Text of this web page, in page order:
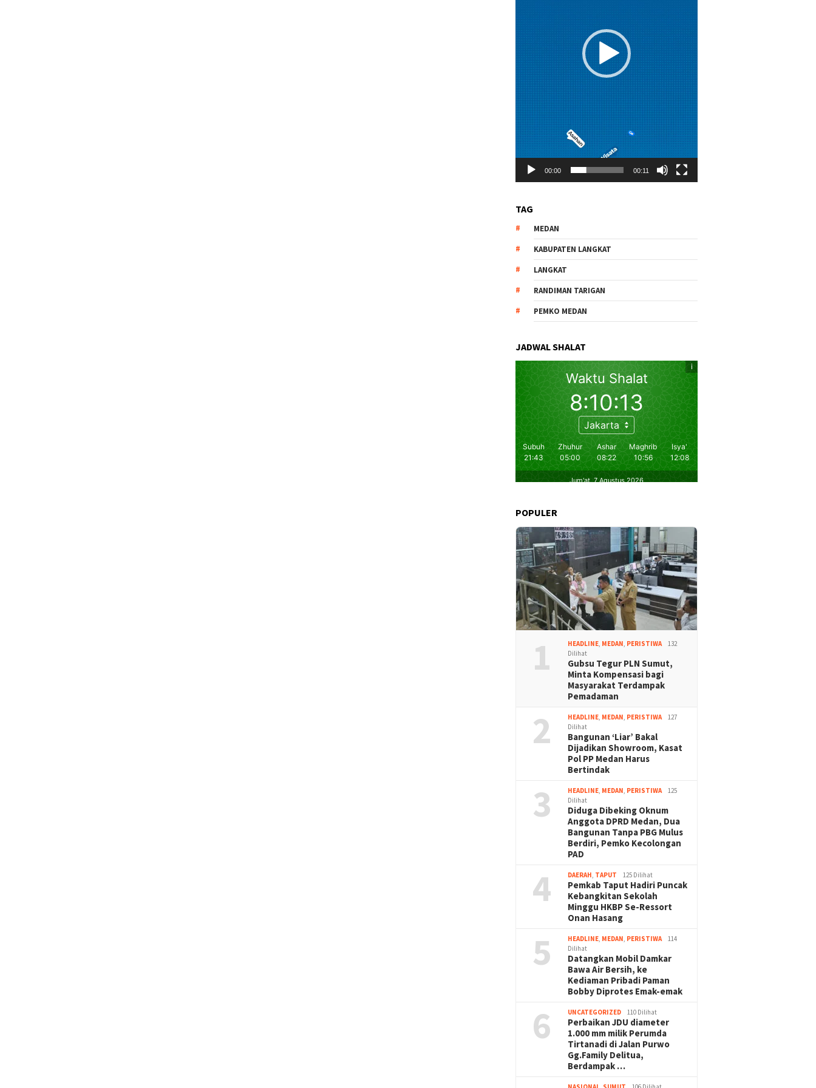
00:00 00:11
TAG
MEDAN
KABUPATEN LANGKAT
LANGKAT
RANDIMAN TARIGAN
PEMKO MEDAN
JADWAL SHALAT
POPULER
1 HEADLINE, MEDAN, PERISTIWA
132
Dilihat
Gubsu Tegur PLN Sumut,
Minta Kompensasi bagi
Masyarakat Terdampak
Pemadaman
2 HEADLINE, MEDAN, PERISTIWA
127
Dilihat
Bangunan ‘Liar’ Bakal
Dijadikan Showroom, Kasat
Pol PP Medan Harus
Bertindak
3 HEADLINE, MEDAN, PERISTIWA
125
Dilihat
Diduga Dibeking Oknum
Anggota DPRD Medan, Dua
Bangunan Tanpa PBG Mulus
Berdiri, Pemko Kecolongan
PAD
4 DAERAH, TAPUT 125 Dilihat
Pemkab Taput Hadiri Puncak
Kebangkitan Sekolah
Minggu HKBP Se-Ressort
Onan Hasang
5 HEADLINE, MEDAN, PERISTIWA
114
Dilihat
Datangkan Mobil Damkar
Bawa Air Bersih, ke
Kediaman Pribadi Paman
Bobby Diprotes Emak-emak
6 UNCATEGORIZED 110 Dilihat
Perbaikan JDU diameter
1.000 mm milik Perumda
Tirtanadi di Jalan Purwo
Gg.Family Delitua,
Berdampak …